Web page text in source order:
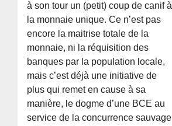
à son tour un (petit) coup de canif à
la monnaie unique. Ce n’est pas
encore la maitrise totale de la
monnaie, ni la réquisition des
banques par la population locale,
mais c’est déjà une initiative de
plus qui remet en cause à sa
manière, le dogme d’une BCE au
service de la concurrence sauvage